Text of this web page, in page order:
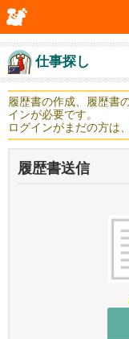
仕事探し
履歴書の作成、履歴書
インが必要です。
ログインがまだの方は、
履歴書送信